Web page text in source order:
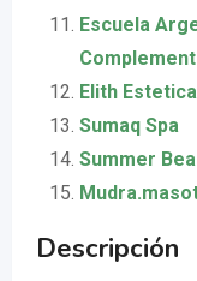
Escuela
Elith Estetica
Sumaq Spa
Summer
Descripción